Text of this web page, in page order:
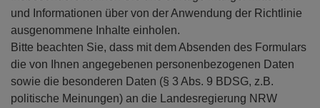
und Informationen über von der Anwendung der Richtlinie
ausgenommene Inhalte einholen.
Bitte beachten Sie, dass mit dem Absenden des Formulars
die von Ihnen angegebenen personenbezogenen Daten
sowie die besonderen Daten (§ 3 Abs. 9 BDSG, z.B.
politische Meinungen) an die Landesregierung NRW